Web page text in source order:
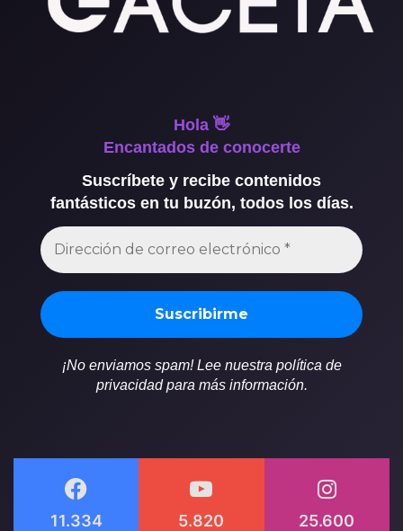
Hola 👋
Encantados de conocerte
Suscríbete y recibe contenidos
fantásticos en tu buzón, todos los días.
¡No enviamos spam! Lee nuestra política de
privacidad para más información.
11.334 5.820 25.600